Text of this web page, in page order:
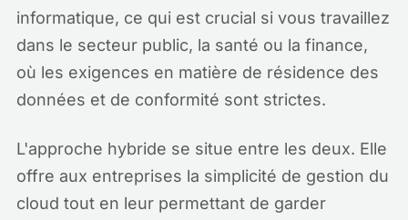
informatique, ce qui est crucial si vous travaillez
dans le secteur public, la santé ou la finance,
où les exigences en matière de résidence des
données et de conformité sont strictes.
L'approche hybride se situe entre les deux. Elle
offre aux entreprises la simplicité de gestion du
cloud tout en leur permettant de garder